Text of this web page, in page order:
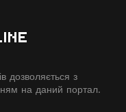
дозволяється з
на даний портал.